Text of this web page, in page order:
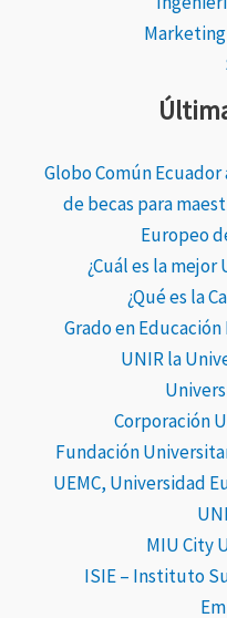
Globo Común
de becas para
Europeo
¿Cuál es la
¿Qué es la
Grado en
UNIR la
Corporación
Fundación
UEMC, Universidad
MIU City
ISIE – Instituto